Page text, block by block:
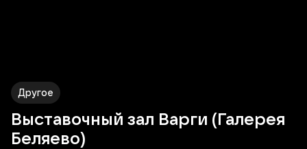
Другое
Выставочный зал Варги (Галерея
Беляево)